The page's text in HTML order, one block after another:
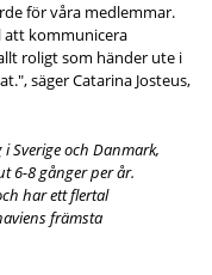
för våra medlemmar.
att kommunicera
roligt som händer ute i
säger Catarina Josteus,
Sverige och Danmark,
6-8 gånger per år.
har ett flertal
främsta